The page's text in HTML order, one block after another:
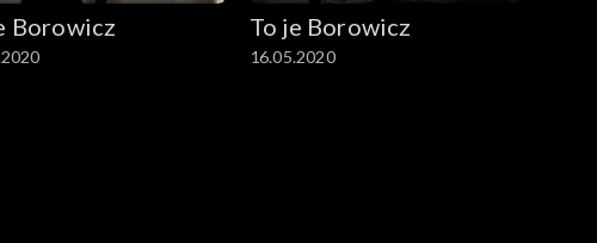
Borowicz To je Borowicz
16.05.2020